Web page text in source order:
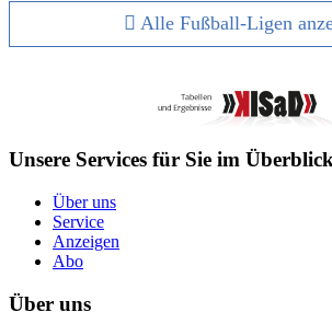
Alle Fußball-Ligen
Unsere Services für Sie im
Über uns
Service
Anzeigen
Abo
Über uns